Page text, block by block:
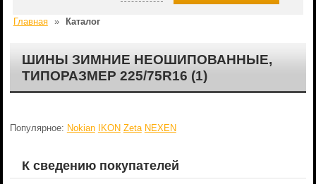
Главная » Каталог
ШИНЫ ЗИМНИЕ НЕОШИПОВАННЫЕ,
ТИПОРАЗМЕР 225/75R16 (1)
Популярное: Nokian IKON Zeta NEXEN
К сведению покупателей